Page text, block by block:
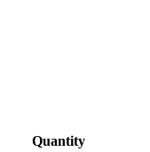
Quantity